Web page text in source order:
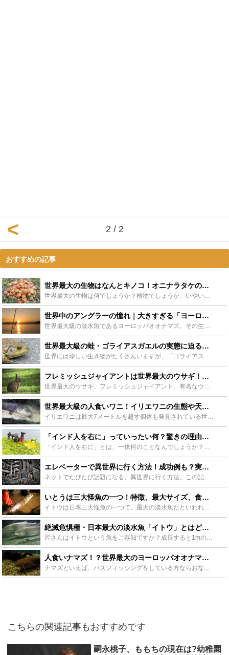
2 / 2
おすすめの記事
世界最大の生物はなんとキノコ！オニナラタケの巨大さとその生態をご紹介 - Leisurego(レジャーゴー)
世界最大の生物は何でしょうか？植物でしょうか、いやいや動物でしょう！と考えますよね。実は最大の生物はキノコの一種「オニナラタケ」です。なぜオニナラタケが世界『最大』の生物なのでしょうか？この記事では...
世界中のアングラーの憧れ｜大きすぎる「ヨーロッパオオナマズ」の生態は？ - Leisurego(レジャーゴー)
世界最大級の淡水魚であるヨーロッパオオナマズ。その生態は最大３～４メートルに上り、ハトや小型犬なら丸呑みにする獰猛さを持ち合わせています。一方で世界中のアングラ―に愛されるゲームフィッシュとして人気...
世界最大級の蛙・ゴライアスガエルの実態に迫る！飼育方法も要チェック！ - Leisurego(レジャーゴー)
世界には珍しい生き物がたくさんいますが、「ゴライアスガエル」は、世界最大級の大きさのカエルとして有名です。なんと大人になると人間の赤ちゃんほどのサイズにまで成長し、見るものを圧倒します。ここでは、そ...
フレミッシュジャイアントは世界最大のウサギ！特徴や飼育方法、販売店や値段も - Leisurego(レジャーゴー)
世界最大のウサギ、フレミッシュジャイアント。有名なウサギなので聞いたことがある人も多いのではないでしょうか？この記事ではフレミッシュジャイアントを販売しているお店や販売価格、飼育時に注意する点、飼育...
世界最大級の人食いワニ！イリエワニの生態や天敵に迫る！日本軍とも関係があった？ - Leisurego(レジャーゴー)
イリエワニは最大7メートルを越す個体も発見されている世界最大級のワニです。その性格はどう猛で恐ろしく、数多くの人が犠牲になったと言われています。意外にも日本との関わりが深いイリエワニの生態や天敵、日...
「インド人を右に」っていったい何？驚きの理由と意味、親しまれる理由とは？ - Leisurego(レジャーゴー)
「インド人を右に」とは、一体何のことなんでしょうか？何故インド人？右にとはどうすることなのか、1997年から伝説となって語り継がれるこの謎の言葉が誕生した背景や意味について詳しくご紹介します。 「右...
エレベーターで異世界に行く方法！成功例も？実際の体験談とその考察 - Leisurego(レジャーゴー)
ネットでたびたび話題になる、異世界に行く方法。この記事ではエレベーターで異世界にいく方法を解説します。多くの人が実践して成功したという意見もあります。はたして本当にエレベーターで異世界にいくことがで...
いとうは三大怪魚の一つ！特徴、最大サイズ、食味、釣り方についてご紹介 - Leisurego(レジャーゴー)
イトウは日本三大怪魚の一つで、最大の淡水魚だといわれています。そんなイトウは北海道でクマを飲み込んだなど、伝説もある魚です。この記事ではそんないとうの特徴や生態、味や最大サイズなどについて紹介してい...
絶滅危惧種・日本最大の淡水魚「イトウ」とはどんな魚？魚が熊を食べた？ - Leisurego(レジャーゴー)
皆さんはイトウという魚をご存知ですか？成長すると1mの体長になる日本では最大級の淡水魚で「幻の魚」とも呼ばれています。なんと湖に飛び込んできた熊を食べたというイトウの伝説もあります。今回はそのイトウ...
人食いナマズ！？世界最大のヨーロッパオオナマズの生態を解説！日本にもいる？ - Leisurego(レジャーゴー)
ナマズといえば、バスフィッシングをしている方ならおなじみの魚ですが、今回紹介するのはその名もヨーロッパオオナマズ、世界最大のナマズです。そのヨーロッパオオナマズが日本に生息しているとまことしやかに囁...
こちらの関連記事もおすすめです
嗣永桃子、ももちの現在は?幼稚園